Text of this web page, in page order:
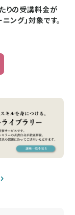
りの受講料金が
ング」対象です。